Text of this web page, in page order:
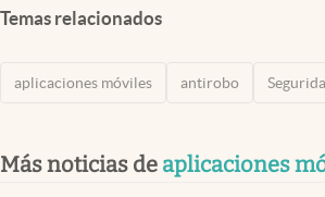
Temas relacionados
aplicaciones móviles antirobo
Más noticias de aplicaciones